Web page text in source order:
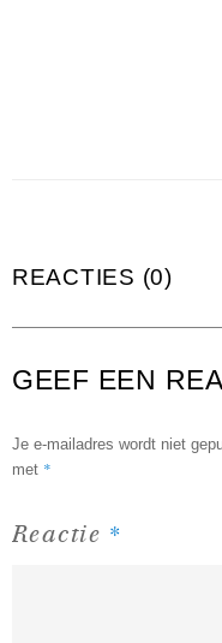
REACTIES (0)
GEEF EEN
Je e-mailadres wordt niet
met *
Reactie *